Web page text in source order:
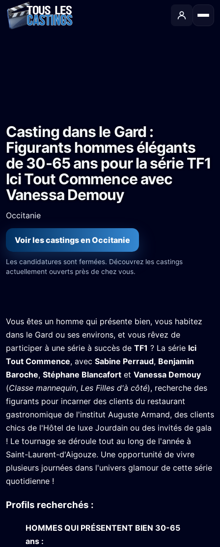
Casting dans le Gard :
Figurants hommes élégants
de 30-65 ans pour la série TF1
Ici Tout Commence avec
Vanessa Demouy
Occitanie
Voir les castings en Occitanie
Les candidatures sont fermées. Découvrez les castings
actuellement ouverts près de chez vous.
Vous êtes un homme qui présente bien, vous habitez
dans le Gard ou ses environs, et vous rêvez de
participer à une série à succès de TF1 ? La série Ici
Tout Commence, avec Sabine Perraud, Benjamin
Baroche, Stéphane Blancafort et Vanessa Demouy
(Classe mannequin, Les Filles d'à côté), recherche des
figurants pour incarner des clients du restaurant
gastronomique de l'institut Auguste Armand, des clients
chics de l'Hôtel de luxe Jourdain ou des invités de gala
! Le tournage se déroule tout au long de l'année à
Saint-Laurent-d'Aigouze. Une opportunité de vivre
plusieurs journées dans l'univers glamour de cette série
quotidienne !
Profils recherchés :
HOMMES QUI PRÉSENTENT BIEN 30-65
ans :